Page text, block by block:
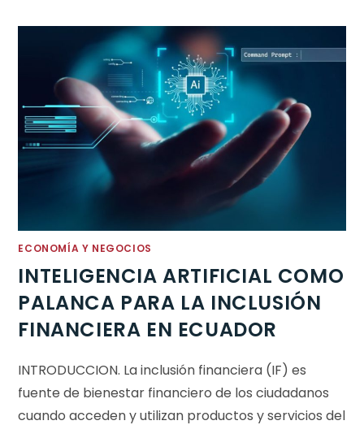
ECONOMÍA Y NEGOCIOS
INTELIGENCIA ARTIFICIAL COMO
PALANCA PARA LA INCLUSIÓN
FINANCIERA EN ECUADOR
INTRODUCCION. La inclusión financiera (IF) es
fuente de bienestar financiero de los ciudadanos
cuando acceden y utilizan productos y servicios del